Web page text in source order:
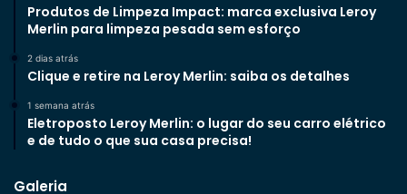
Produtos de Limpeza Impact: marca exclusiva Leroy
Merlin para limpeza pesada sem esforço
2 dias atrás
Clique e retire na Leroy Merlin: saiba os detalhes
1 semana atrás
Eletroposto Leroy Merlin: o lugar do seu carro elétrico
e de tudo o que sua casa precisa!
Galeria